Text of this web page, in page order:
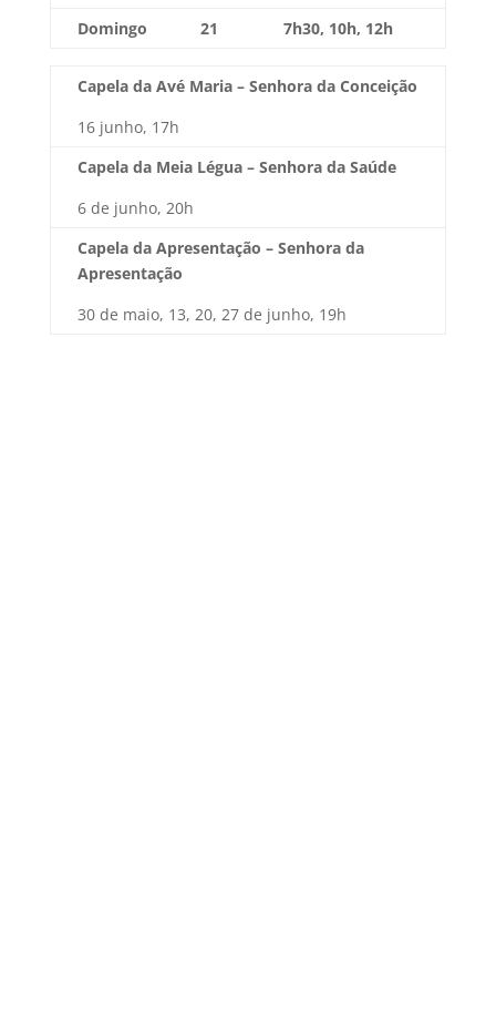
Domingo
21 7h30, 10h, 12h
Capela da Avé Maria – Senhora da Conceição
16 junho, 17h
Capela da Meia Légua – Senhora da Saúde
6 de junho, 20h
Capela da Apresentação – Senhora da
Apresentação
30 de maio, 13, 20, 27 de junho, 19h